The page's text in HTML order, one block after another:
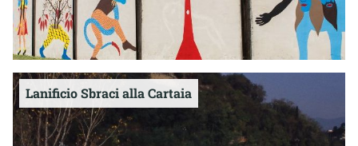
Lanificio Sbraci alla Cartaia